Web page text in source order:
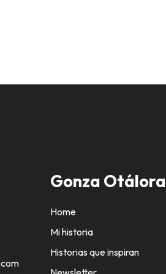
Gonza Otálora
Home
Mi historia
Historias que inspiran